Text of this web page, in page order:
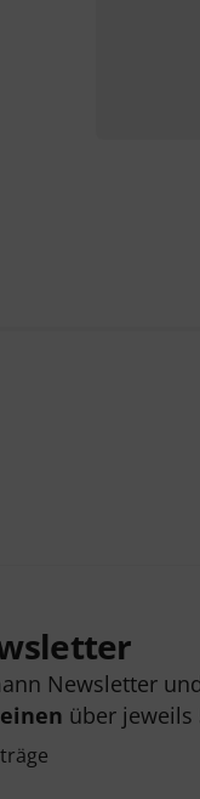
Newsletter
über jeweils